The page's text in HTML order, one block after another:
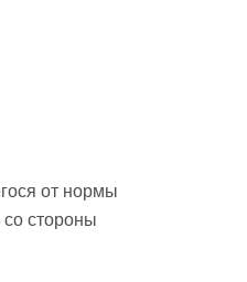
от нормы
стороны